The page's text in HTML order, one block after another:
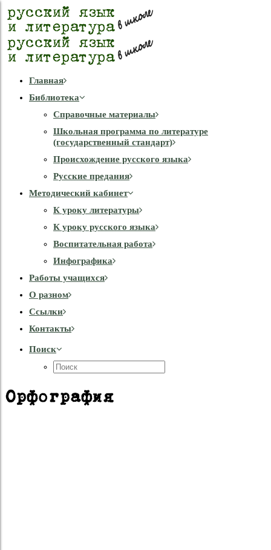
Главная
Библиотека
Справочные материалы
Школьная программа по литературе
(государственный стандарт)
Происхождение русского языка
Русские предания
Методический кабинет
К уроку литературы
К уроку русского языка
Воспитательная работа
Инфографика
Работы учащихся
О разном
Cсылки
Контакты
Поиск
Орфография